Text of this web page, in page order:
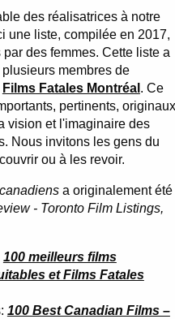
des réalisatrices à notre
une liste, compilée en 2017,
des femmes. Cette liste a
membres de
Films Fatales Montréal . Ce
pertinents,
vision et l'imaginaire des
Nous invitons les gens du
ou à les revoir.
a originalement été
- Toronto Film Listings,
100 meilleurs films
et Films Fatales
100 Best Canadian Films –